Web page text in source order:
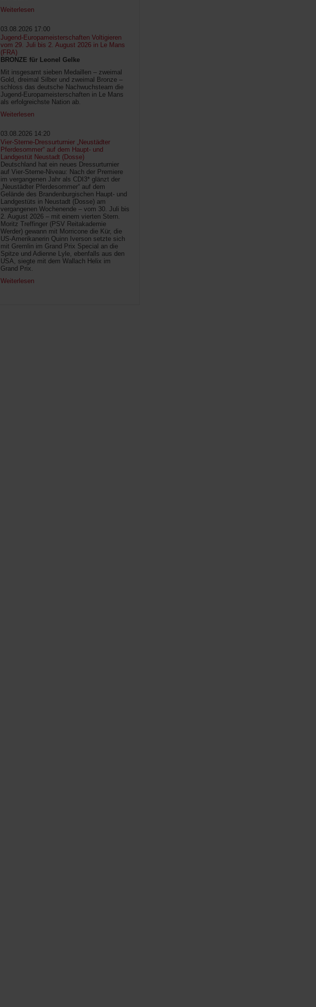
Weiterlesen
03.08.2026 17:00
Jugend-Europameisterschaften Voltigieren
vom 29. Juli bis 2. August 2026 in Le Mans
(FRA)
BRONZE für Leonel Gelke
Mit insgesamt sieben Medaillen – zweimal
Gold, dreimal Silber und zweimal Bronze –
schloss das deutsche Nachwuchsteam die
Jugend-Europameisterschaften in Le Mans
als erfolgreichste Nation ab.
Weiterlesen
03.08.2026 14:20
Vier-Sterne-Dressurturnier „Neustädter
Pferdesommer“ auf dem Haupt- und
Landgestüt Neustadt (Dosse)
Deutschland hat ein neues Dressurturnier
auf Vier-Sterne-Niveau: Nach der Premiere
im vergangenen Jahr als CDI3* glänzt der
„Neustädter Pferdesommer“ auf dem
Gelände des Brandenburgischen Haupt- und
Landgestüts in Neustadt (Dosse) am
vergangenen Wochenende – vom 30. Juli bis
2. August 2026 – mit einem vierten Stern.
Moritz Treffinger (PSV Reitakademie
Werder) gewann mit Morricone die Kür, die
US-Amerikanerin Quinn Iverson setzte sich
mit Gremlin im Grand Prix Special an die
Spitze und Adienne Lyle, ebenfalls aus den
USA, siegte mit dem Wallach Helix im
Grand Prix.
Weiterlesen